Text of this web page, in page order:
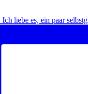
liebe es, ein paar selbstg